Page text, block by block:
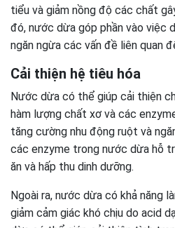
tiểu và giảm nồng độ các chất
đó, nước dừa góp phần vào việc
ngăn ngừa các vấn đề liên quan
Cải thiện hệ tiêu hóa
Nước dừa có thể giúp cải thiện
hàm lượng chất xơ và các
tăng cường nhu động ruột và
các enzyme trong nước dừa hỗ
ăn và hấp thu dinh dưỡng.
Ngoài ra, nước dừa có khả năng
giảm cảm giác khó chịu do acid